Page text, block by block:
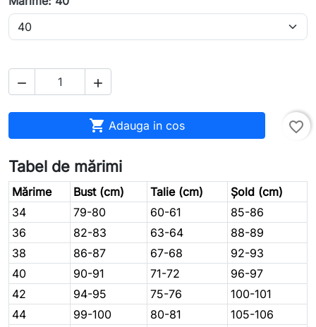
 
 Adauga in cos favorite_border
Tabel de mărimi
Mărime Bust (cm) Talie (cm)
Șold (cm)
34
79-80 60-61
85-86
36
82-83 63-64
88-89
38
86-87 67-68
92-93
40
90-91 71-72
96-97
42
94-95 75-76
100-101
44
99-100 80-81
105-106